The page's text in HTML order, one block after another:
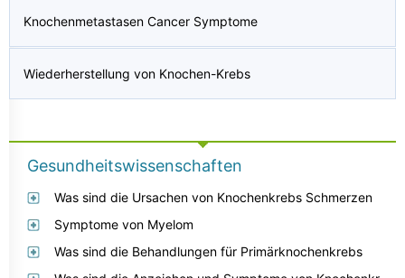
Knochenmetastasen Cancer Symptome
Wiederherstellung von Knochen-Krebs
Gesundheitswissenschaften
Was sind die Ursachen von Knochenkrebs Schmerzen
Symptome von Myelom
Was sind die Behandlungen für Primärknochenkrebs